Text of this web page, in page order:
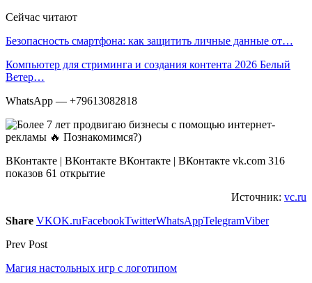
Сейчас читают
Безопасность смартфона: как защитить личные данные от…
Компьютер для стриминга и создания контента 2026 Белый
Ветер…
WhatsApp — +79613082818
ВКонтакте | ВКонтакте ВКонтакте | ВКонтакте vk.com 316
показов 61 открытие
Источник: vc.ru
Share VKOK.ruFacebookTwitterWhatsAppTelegramViber
Prev Post
Магия настольных игр с логотипом